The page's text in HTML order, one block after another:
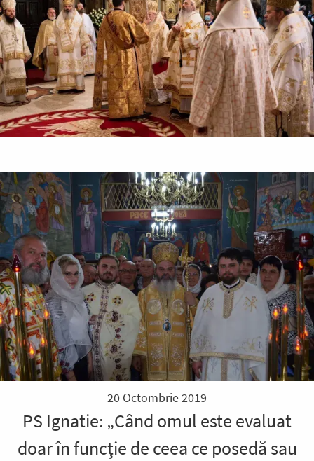
20 Octombrie 2019
PS Ignatie: „Când omul este evaluat
doar în funcţie de ceea ce posedă sau